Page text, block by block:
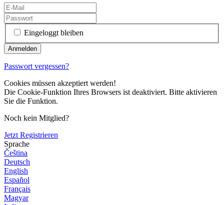
Eingeloggt bleiben
Passwort vergessen?
Cookies müssen akzeptiert werden!
Die Cookie-Funktion Ihres Browsers ist deaktiviert. Bitte aktivieren
Sie die Funktion.
Noch kein Mitglied?
Jetzt Registrieren
Sprache
Čeština
Deutsch
English
Español
Français
Magyar